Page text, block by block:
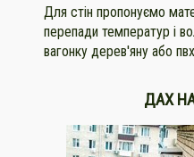
Для стін пропонуємо
перепади температур і
вагонку дерев'яну або
ДАХ